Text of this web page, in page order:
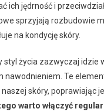
ich jędrność i
sprzyjają rozbudowie
na kondycję skóry.
styl życia zazwyczaj idzie
nawodnieniem. Te
skóry, poprawiając
warto włączyć